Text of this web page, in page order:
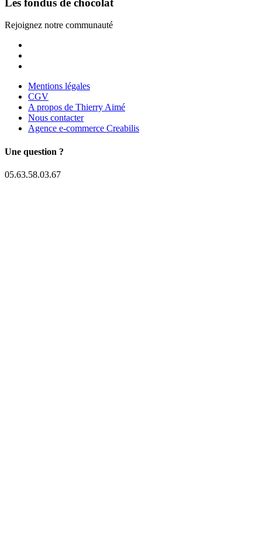
Rejoignez notre communauté
Mentions légales
CGV
A propos de Thierry Aimé
Nous contacter
Agence e-commerce Creabilis
Une question ?
05.63.58.03.67